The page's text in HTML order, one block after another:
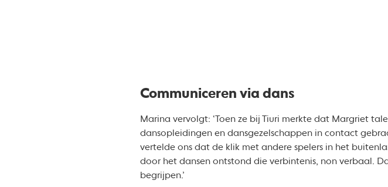
Communiceren via dans
Marina vervolgt: ‘Toen ze bij Tiuri merkte dat Margriet
dansopleidingen en dansgezelschappen in contact
vertelde ons dat de klik met andere spelers in het
door het dansen ontstond die verbintenis, non verbaal.
begrijpen.’